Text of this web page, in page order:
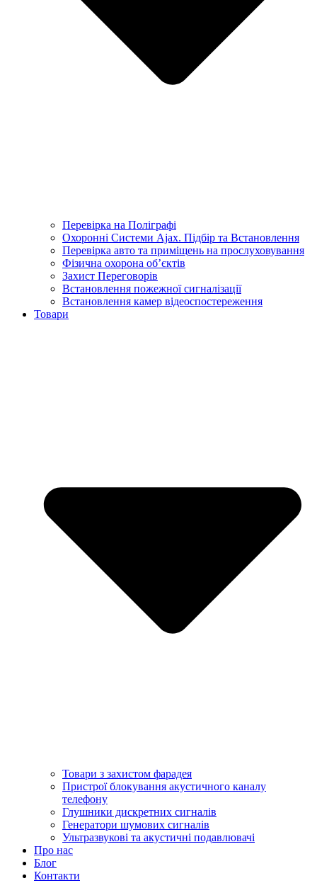
Перевірка на Поліграфі
Охоронні Системи Ajax. Підбір та Встановлення
Перевірка авто та приміщень на прослуховування
Фізична охорона об’єктів
Захист Переговорів
Встановлення пожежної сигналізації
Встановлення камер відеоспостереження
Товари
Товари з захистом фарадея
Пристрої блокування акустичного каналу
телефону
Глушники дискретних сигналів
Генератори шумових сигналів
Ультразвукові та акустичні подавлювачі
Про нас
Блог
Контакти